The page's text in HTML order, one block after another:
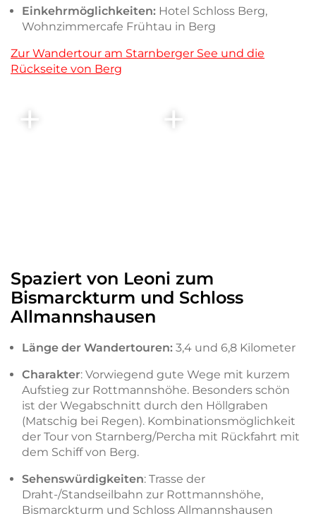
Einkehrmöglichkeiten: Hotel Schloss Berg,
Wohnzimmercafe Frühtau in Berg
Zur Wandertour am Starnberger See und die
Rückseite von Berg
Spaziert von Leoni zum
Bismarckturm und Schloss
Allmannshausen
Länge der Wandertouren: 3,4 und 6,8 Kilometer
Charakter: Vorwiegend gute Wege mit kurzem
Aufstieg zur Rottmannshöhe. Besonders schön
ist der Wegabschnitt durch den Höllgraben
(Matschig bei Regen). Kombinationsmöglichkeit
der Tour von Starnberg/Percha mit Rückfahrt mit
dem Schiff von Berg.
Sehenswürdigkeiten: Trasse der
Draht-/Standseilbahn zur Rottmannshöhe,
Bismarckturm und Schloss Allmannshausen